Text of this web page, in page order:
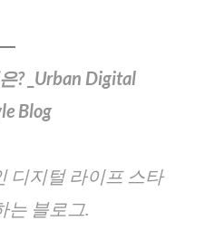
? _Urban Digital
Blog
디지털 라이프 스타
는 블로그.